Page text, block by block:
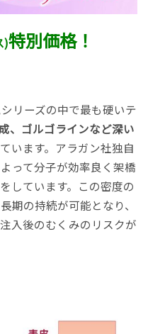
)特別価格！
リーズの中で最も硬いテ
、ゴルゴラインなど深い
います。アラガン社独自
って分子が効率良く架橋
しています。この密度の
期の持続が可能となり、
入後のむくみのリスクが